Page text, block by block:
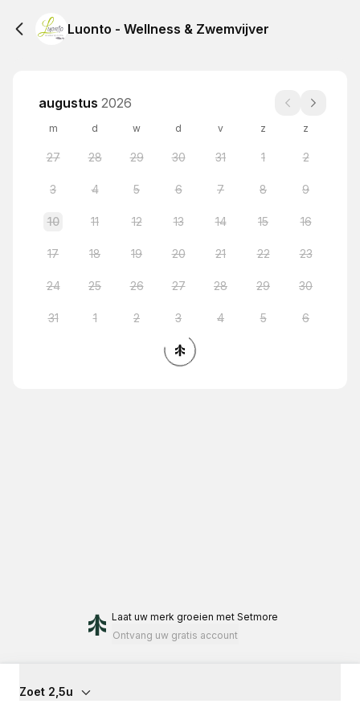
Luonto - Wellness & Zwemvijver
augustus 2026
m d w d v z z
27 28 29 30 31 1 2
3 4 5 6 7 8 9
10 11 12 13 14 15 16
17 18 19 20 21 22 23
24 25 26 27 28 29 30
31 1 2 3 4 5 6
Laat uw merk groeien met Setmore
Ontvang uw gratis account
Zoet 2,5u